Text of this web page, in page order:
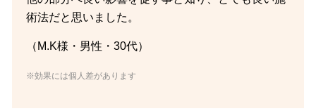
術法だと思いました。
（M.K様・男性・30代）
※効果には個人差があります